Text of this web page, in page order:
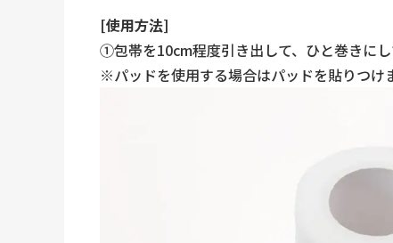
[使用方法]
①包帯を10cm程度引き出して、ひと巻きにし
※パッドを使用する場合はパッドを貼りつけ